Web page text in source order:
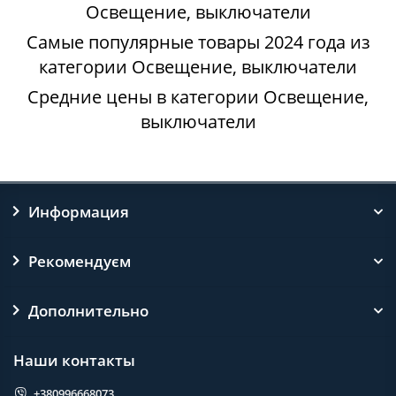
Освещение, выключатели
Самые популярные товары 2024 года из
категории Освещение, выключатели
Средние цены в категории Освещение,
выключатели
Информация
Рекомендуєм
Дополнительно
Наши контакты